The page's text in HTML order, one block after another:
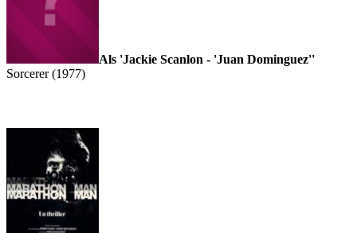
Als 'Jackie Scanlon - 'Juan Dominguez''
Sorcerer (1977)